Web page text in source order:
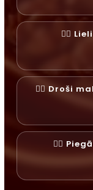
✓⃝
✓⃝ Droši
✓⃝